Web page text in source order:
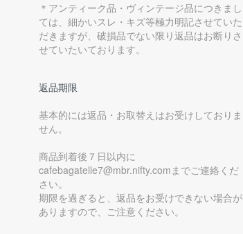
＊アンティーク品・ヴィンテージ品につきまし
ては、細かいスレ・キズ等極力明記させていた
だきますが、破損品でない限り返品はお断りさ
せていたいております。
返品期限
基本的には返品・お取替えはお受けしておりま
せん。
商品到着後７日以内に
cafebagatelle7@mbr.nifty.comまでご連絡くだ
さい。
期限を過ぎると、返品をお受けできない場合が
ありますので、ご注意ください。